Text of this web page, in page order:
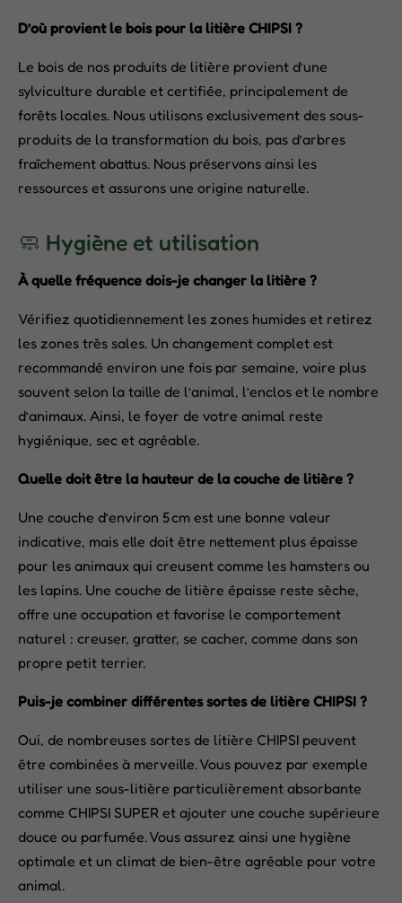
D’où provient le bois pour la litière CHIPSI ?
Le bois de nos produits de litière provient d’une
sylviculture durable et certifiée, principalement de
forêts locales. Nous utilisons exclusivement des sous-
produits de la transformation du bois, pas d’arbres
fraîchement abattus. Nous préservons ainsi les
ressources et assurons une origine naturelle.
🧼 Hygiène et utilisation
À quelle fréquence dois-je changer la litière ?
Vérifiez quotidiennement les zones humides et retirez
les zones très sales. Un changement complet est
recommandé environ une fois par semaine, voire plus
souvent selon la taille de l’animal, l’enclos et le nombre
d’animaux. Ainsi, le foyer de votre animal reste
hygiénique, sec et agréable.
Quelle doit être la hauteur de la couche de litière ?
Une couche d’environ 5 cm est une bonne valeur
indicative, mais elle doit être nettement plus épaisse
pour les animaux qui creusent comme les hamsters ou
les lapins. Une couche de litière épaisse reste sèche,
offre une occupation et favorise le comportement
naturel : creuser, gratter, se cacher, comme dans son
propre petit terrier.
Puis-je combiner différentes sortes de litière CHIPSI ?
Oui, de nombreuses sortes de litière CHIPSI peuvent
être combinées à merveille. Vous pouvez par exemple
utiliser une sous-litière particulièrement absorbante
comme CHIPSI SUPER et ajouter une couche supérieure
douce ou parfumée. Vous assurez ainsi une hygiène
optimale et un climat de bien-être agréable pour votre
animal.